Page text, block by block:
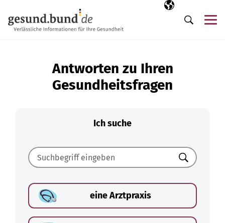
Ausgewählte
DE
Suche
Antworten zu Ihren
Gesundheitsfragen
Ich suche
Suchen
eine Arztpraxis